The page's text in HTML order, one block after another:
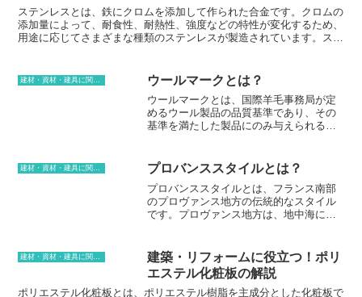
ステンレスとは、鉄にクロムを添加して作られた合金です。クロムの
添加量によって、耐食性、耐熱性、強度などの特性が変化するため、
用途に応じてさまざまな種類のステンレスが製造されています。ステ
イクル性に優れているため、環境にも優しい素材です。ステンレスの
開発は、19世紀後半にさかのぼります。イギリスのハリー・ブレア
リーが、銃身の腐食を防ぐために、鉄にクロムを添加した合金を開発
したのが始まりです。その後、ステンレスは、さまざまな用途に利用
されるようになりました。ステンレスは、クロムの添加量によって、
ーステナイト系ステンレス クロムの含有量が18％以上、ニッケルの
いのが特徴です。* マルテンサイト系ステンレス クロムの含有量が
12～14％のステンレス。強度と硬度に優れています。
ウールマークとは？
ウールマークとは、国際羊毛事務局が定
めるウール製品の品質基準であり、その
基準を満たした製品にのみ与えられる認
した品質管理が必要です。ウールマーク
の認証を受けるには、原料となる羊毛の
採取から製品の完成まで、一貫した品質
管理が行われていることが条件になりま
す。羊毛の採取は、羊に負担をかけない
上げられます。この工程において、ウー
ルマークの認証を受けるためには、厳格
な基準をクリアすることが求められま
す。例えば、羊毛の採取は、羊にストレ
建材・資材・建具に関する用語 プロバンススタイルとは？
プロバンススタイルとは、フランス南部
のプロヴァンス地方の伝統的なスタイル
です。プロヴァンス地方は、地中海に面
そんなプロヴァンス地方の雰囲気を取り
入れた、明るく開放的なスタイルです。
プロバンススタイルの特徴は、まず、白
を基調とした明るい色使いです。プロヴ
建築・リフォームに役立つ！ポリ
エステル化粧板の解説
ポリエステル化粧板とは、ポリエステル樹脂を主成分とした化粧板で